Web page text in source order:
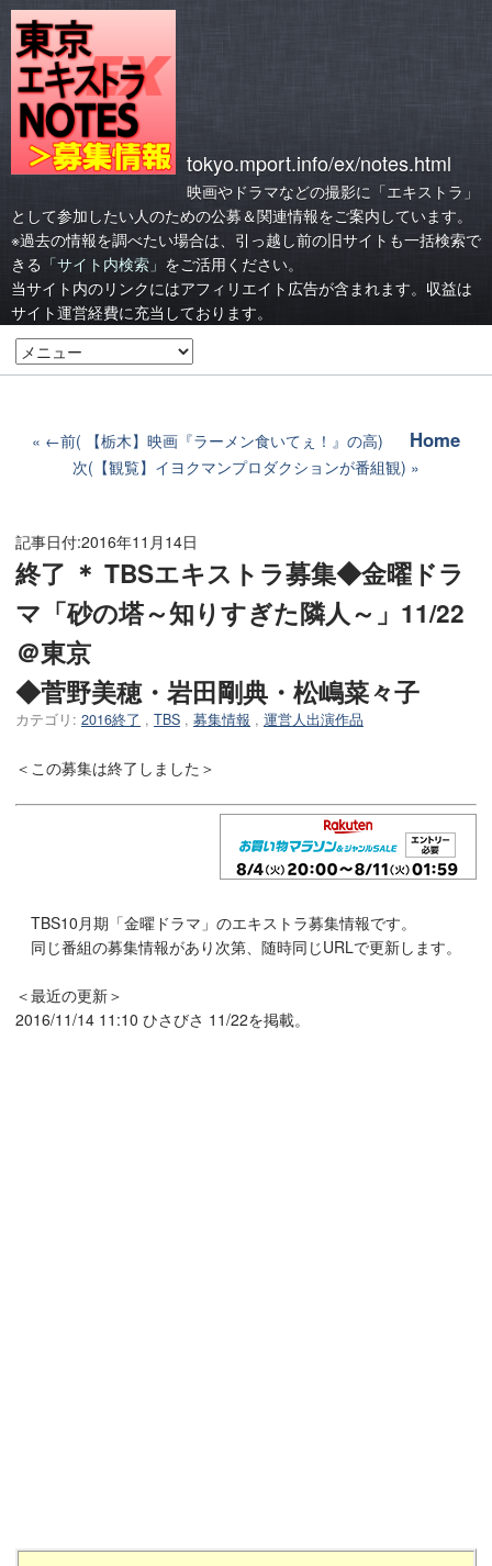
tokyo.mport.info/ex/notes.html
映画やドラマなどの撮影に「エキストラ」
として参加したい人のための公募＆関連情報をご案内しています。
※過去の情報を調べたい場合は、引っ越し前の旧サイトも一括検索で
きる 「サイト内検索」 をご活用ください。
当サイト内のリンクにはアフィリエイト広告が含まれます。収益は
サイト運営経費に充当しております。
←前( 【栃木】映画『ラーメン食いてぇ！』の高) Home
次(【観覧】イヨクマンプロダクションが番組観)
記事日付:2016年11月14日
終了 ＊ TBSエキストラ募集◆金曜ドラ
マ「砂の塔～知りすぎた隣人～」11/22
＠東京
◆菅野美穂・岩田剛典・松嶋菜々子
カテゴリ: 2016終了 , TBS , 募集情報 , 運営人出演作品
＜この募集は終了しました＞
TBS10月期「金曜ドラマ」のエキストラ募集情報です。
同じ番組の募集情報があり次第、随時同じURLで更新します。
＜最近の更新＞
2016/11/14 11:10 ひさびさ 11/22を掲載。